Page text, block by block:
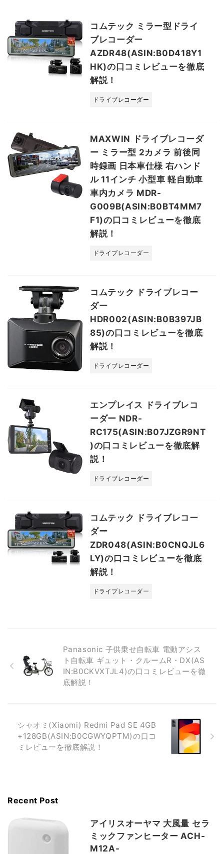
コムテック ミラー型ドライ
ブレコーダー
AZDR48(ASIN:B0D418Y1
HK)の口コミレビューを徹底
解説！
ドライブレコーダー
MAXWIN ドライブレコーダ
ー ミラー型 2カメラ 前後同
時録画 日本車仕様 右ハンド
ル 11インチ 小型車 軽自動車
車内カメラ MDR-
G009B(ASIN:B0BT4MM7
F1)の口コミレビューを徹底
解説！
ドライブレコーダー
コムテック ドライブレコー
ダー
HDR002(ASIN:B0B397JB
85)の口コミレビューを徹底
解説！
ドライブレコーダー
エンプレイス ドライブレコ
ーダー NDR-
RC175(ASIN:B07JZGR9NT
)の口コミレビューを徹底解
説！
ドライブレコーダー
コムテック ドライブレコー
ダー
ZDR048(ASIN:B0CNQJL6
LY)の口コミレビューを徹底
解説！
ドライブレコーダー
Panasonic 子供乗せ自転車 電動アシス
ト自転車 ギュット・クルームR・DX(AS
IN:B0CKVXTJL4)の口コミレビューを徹
底解説！
シャオミ(Xiaomi) Redmi Pad SE 4GB
+128GB(ASIN:B0CGWYQPTM)の口コ
ミレビューを徹底解説！
Recent Post
アイリスオーヤマ 大風量 セラ
ミックファンヒーター ACH-
M12A-